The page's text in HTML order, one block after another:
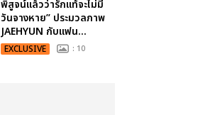
พิสูจน์แล้วว่ารักแท้จะไม่มี
วันจางหาย” ประมวลภาพ
JAEHYUN กับแฟน...
EXCLUSIVE : 10